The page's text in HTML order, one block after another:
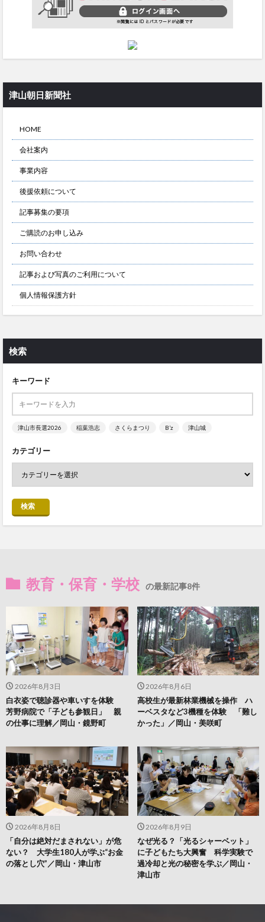
津山朝日新聞社
HOME
会社案内
事業内容
後援依頼について
記事募集の要項
ご購読のお申し込み
お問い合わせ
記事および写真のご利用について
個人情報保護方針
検索
キーワード
津山市長選2026 稲葉浩志 さくらまつり B’z 津山城
カテゴリー
検索
教育・保育・学校 の最新記事8件
2026年8月9日
なぜ光る？「光るシャーベット」
に子どもたち大興奮 科学実験で
過冷却と光の秘密を学ぶ／岡山・
津山市
2026年8月8日
「自分は絶対だまされない」が危
ない？ 大学生180人が学ぶ“お金
の落とし穴”／岡山・津山市
2026年8月6日
高校生が最新林業機械を操作 ハ
ーベスタなど3機種を体験 「難し
かった」／岡山・美咲町
2026年8月3日
白衣姿で聴診器や車いすを体験
芳野病院で「子ども参観日」 親
の仕事に理解／岡山・鏡野町